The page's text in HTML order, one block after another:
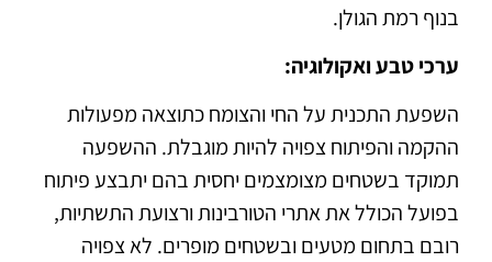
בנוף רמת הגולן.
ערכי טבע ואקולוגיה:
השפעת התכנית על החי והצומח כתוצאה מפעולות
ההקמה והפיתוח צפויה להיות מוגבלת. ההשפעה
תמוקד בשטחים מצומצמים יחסית בהם יתבצע פיתוח
בפועל הכולל את אתרי הטורבינות ורצועת התשתיות,
רובם בתחום מטעים ובשטחים מופרים. לא צפויה